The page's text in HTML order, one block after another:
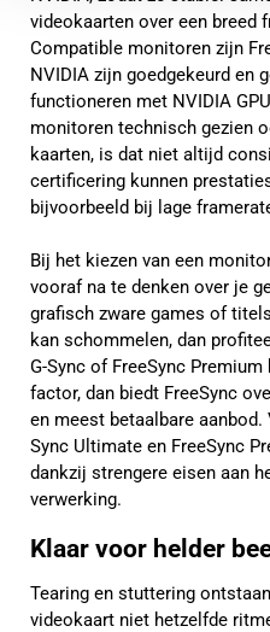
videokaarten over een breed
Compatible monitoren zijn
NVIDIA zijn goedgekeurd en
functioneren met NVIDIA
monitoren technisch gezien
kaarten, is dat niet altijd
certificering kunnen
bijvoorbeeld bij lage
Bij het kiezen van een
vooraf na te denken over je
grafisch zware games of
kan schommelen, dan
G-Sync of FreeSync
factor, dan biedt FreeSync
en meest betaalbare aanbod.
Sync Ultimate en FreeSync
dankzij strengere eisen aan
verwerking.
Klaar voor helder
Tearing en stuttering
videokaart niet hetzelfde